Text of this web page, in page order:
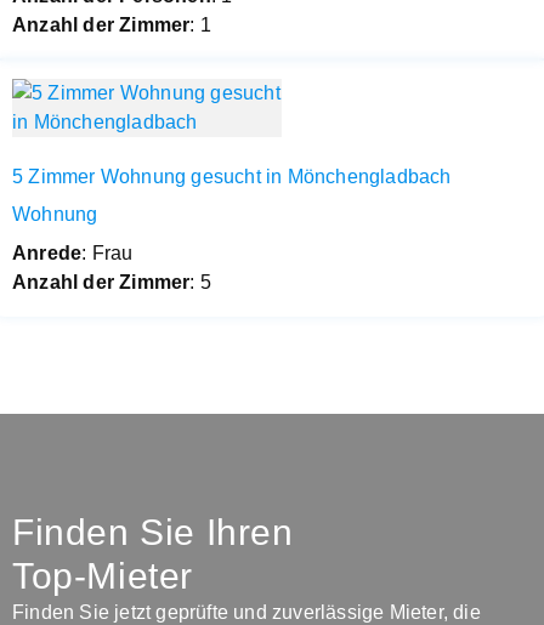
Anzahl der Zimmer: 1
5 Zimmer Wohnung gesucht in Mönchengladbach
Wohnung
Anrede: Frau
Anzahl der Zimmer: 5
Finden Sie Ihren
Top-Mieter
Finden Sie jetzt geprüfte und zuverlässige Mieter, die